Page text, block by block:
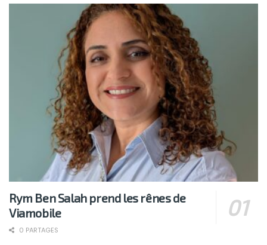
Rym Ben Salah prend les rênes de
Viamobile
0 PARTAGES